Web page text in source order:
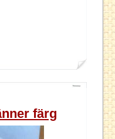
färg